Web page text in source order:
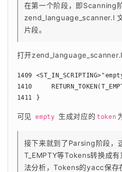
在第一个阶段，即Scanning
zend_language_scanner.l
片段。
打开zend_language_scanner.l
1409
1410
可见 empty 生成对应的 token
接下来就到了Parsing阶段，
T_EMPTY等Tokens转换成
法分析，Tokens的yacc保存